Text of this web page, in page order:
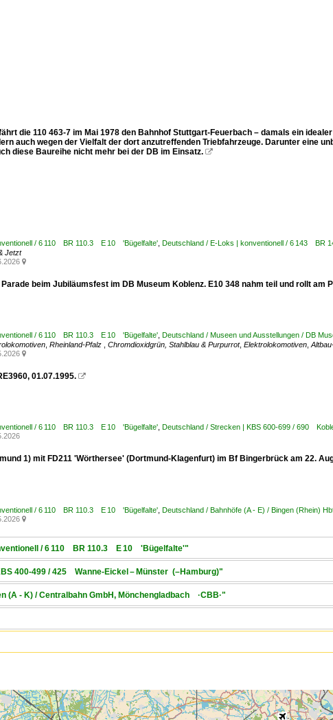
die 110 463-7 im Mai 1978 den Bahnhof Stuttgart-Feuerbach – damals ein
auch wegen der Vielfalt der dort anzutreffenden Triebfahrzeuge. Darunter eine
diese Baureihe nicht mehr bei der DB im Einsatz. 
/ 6 110 BR 110.3 E 10 'Bügelfalte' Deutschland / E-Loks | konventionell / 6 143 BR
Jetzt

beim Jubiläumsfest im DB Museum Koblenz. E10 348 nahm teil und rollt am
/ 6 110 BR 110.3 E 10 'Bügelfalte' Deutschland / Museen und Ausstellungen / DB
Rheinland-Pfalz Chromdioxidgrün, Stahlblau & Purpurrot, Elektrolokomotiven

01.07.1995. 
/ 6 110 BR 110.3 E 10 'Bügelfalte' Deutschland / Strecken | KBS 600-699 / 690
1) mit FD211 'Wörthersee' (Dortmund-Klagenfurt) im Bf Bingerbrück am 22.
/ 6 110 BR 110.3 E 10 'Bügelfalte' Deutschland / Bahnhöfe (A - E) / Bingen (Rhein)

/ 6 110 BR 110.3 E 10 'Bügelfalte'"
400-499 / 425 Wanne-Eickel – Münster (–Hamburg)"
(A - K) / Centralbahn GmbH, Mönchengladbach ·CBB·"